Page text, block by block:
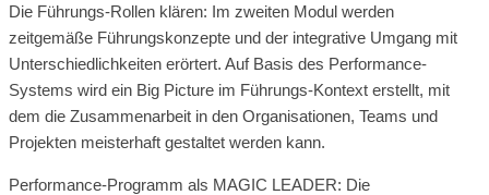
Die Führungs-Rollen klären: Im zweiten Modul werden
zeitgemäße Führungskonzepte und der integrative Umgang mit
Unterschiedlichkeiten erörtert. Auf Basis des Performance-
Systems wird ein Big Picture im Führungs-Kontext erstellt, mit
dem die Zusammenarbeit in den Organisationen, Teams und
Projekten meisterhaft gestaltet werden kann.
Performance-Programm als MAGIC LEADER: Die